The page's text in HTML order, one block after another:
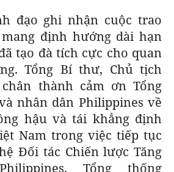
đạo ghi nhận cuộc trao
định hướng dài hạn
tạo đà tích cực cho quan
Tổng Bí thư, Chủ tịch
thành cảm ơn Tổng
nhân dân Philippines về
hậu và tái khẳng định
Nam trong việc tiếp tục
Đối tác Chiến lược Tăng
Tổng thống